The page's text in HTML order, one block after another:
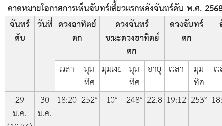
คาดหมายโอกาสการเห็นจันทร์เสี้ยวแรกหลังจันทร์ดับ พ.ศ.
จันทร์
ดับ
วันที่ ดวงอาทิตย์
ตก
ดวงจันทร์
ขณะดวงอาทิตย์
ตก
ดวงจันทร์
ตก
เวลา มุม
ทิศ
มุมเงย มุม
ทิศ
อายุ เวลา มุม
ทิศ
เ
29
ม.ค.
30
ม.ค.
18:20 252° 10° 248° 22.8 19:12 253°